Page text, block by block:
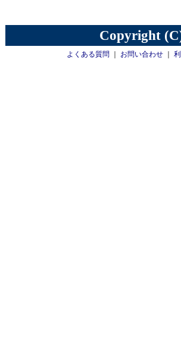
Copyright
よくある質問 お問い合わせ